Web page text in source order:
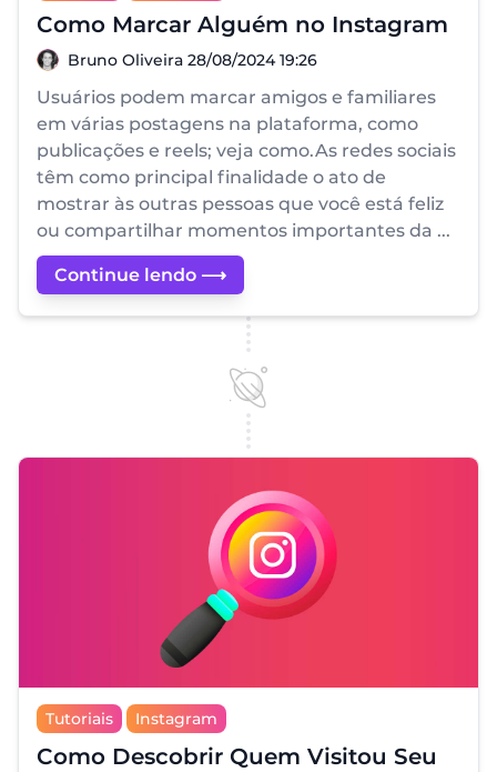
Como Marcar Alguém no Instagram
Bruno Oliveira
Bruno Oliveira 28/08/2024 19:26
Usuários podem marcar amigos e familiares
em várias postagens na plataforma, como
publicações e reels; veja como.As redes sociais
têm como principal finalidade o ato de
mostrar às outras pessoas que você está feliz
ou compartilhar momentos importantes da ...
Continue lendo ⟶
Tutoriais Instagram
Como Descobrir Quem Visitou Seu